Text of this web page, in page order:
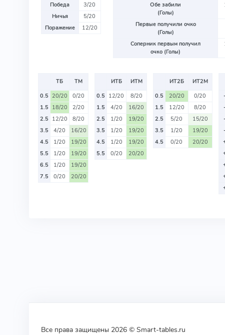
Победа
3/20
Ничья
5/20
Поражение
12/20
Обе забили
(Голы)
Первые получили очко
(Голы)
Соперник первым получил
очко (Голы)
ТБ
ТМ
0.5 20/20
0/20
1.5 18/20
2/20
2.5 12/20
8/20
3.5
4/20
16/20
4.5
1/20
19/20
5.5
1/20
19/20
6.5
1/20
19/20
7.5
0/20 20/20
ИТБ
ИТМ
0.5 12/20
8/20
1.5
4/20
16/20
2.5
1/20
19/20
3.5
1/20
19/20
4.5
1/20
19/20
5.5
0/20 20/20
ИТ2Б
ИТ2М
0.5
20/20
0/20
1.5
12/20
8/20
2.5
5/20
15/20
3.5
1/20
19/20
4.5
0/20 20/20
Все права защищены 2026 © Smart-tables.ru